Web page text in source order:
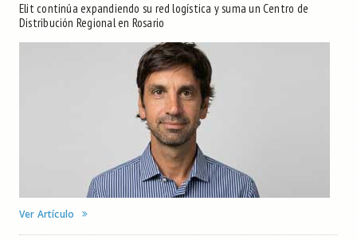
Elit continúa expandiendo su red logística y suma un Centro de
Distribución Regional en Rosario
Ver Artículo